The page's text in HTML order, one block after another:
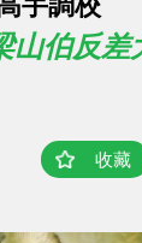
山伯反差
收藏